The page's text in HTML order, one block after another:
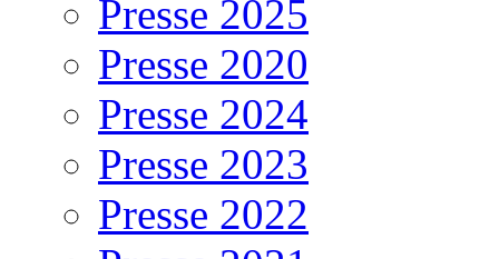
Presse 2025
Presse 2020
Presse 2024
Presse 2023
Presse 2022